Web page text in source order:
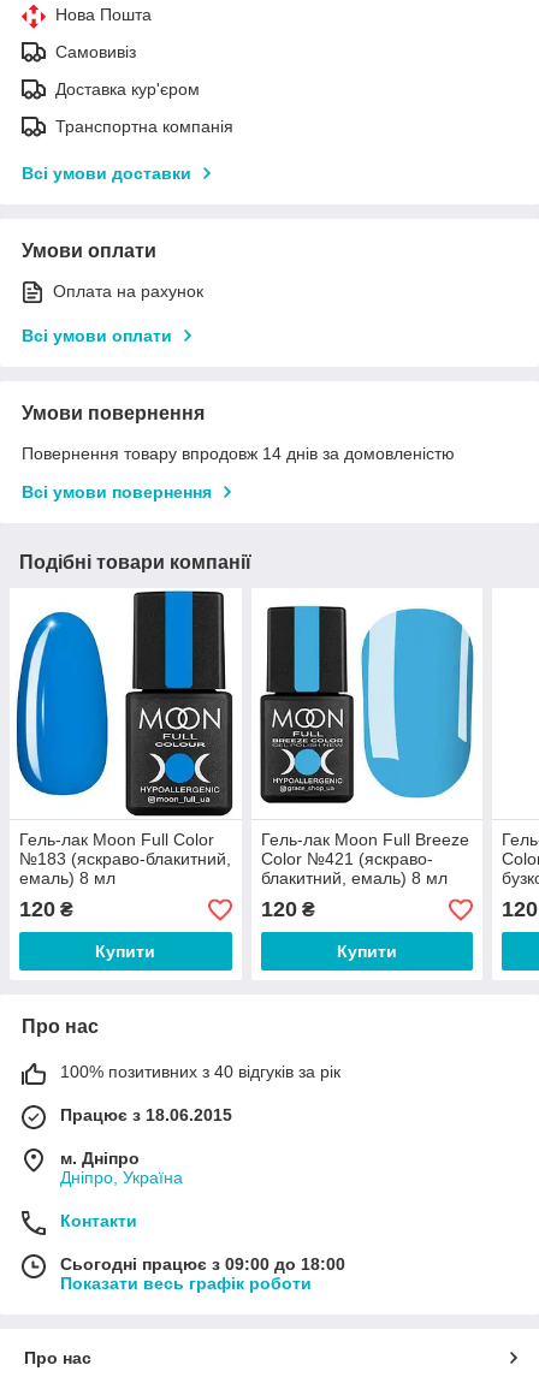
Нова Пошта
Самовивіз
Доставка кур'єром
Транспортна компанія
Всі умови доставки
Умови оплати
Оплата на рахунок
Всі умови оплати
Умови повернення
Повернення товару впродовж 14 днів за домовленістю
Всі умови повернення
Подібні товари компанії
Гель-лак Moon Full Color
№183 (яскраво-блакитний,
емаль) 8 мл
120 ₴
Купити
Гель-лак Moon Full Breeze
Color №421 (яскраво-
блакитний, емаль) 8 мл
120₴
Купити
120
Про нас
100% позитивних з 40 відгуків за рік
Працює з 18.06.2015
м. Дніпро
Дніпро, Україна
Контакти
Сьогодні працює з 09:00 до 18:00
Показати весь графік роботи
Про нас